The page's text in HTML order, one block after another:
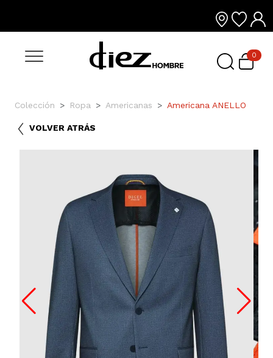
0
Colección Ropa Americanas Americana ANELLO
VOLVER ATRÁS